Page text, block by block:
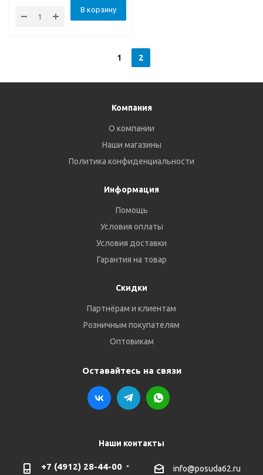
В корзину
1 2
Компания
О компании
Наши магазины
Политика конфиденциальности
Информация
Помощь
Условия оплаты
Условия доставки
Гарантия на товар
Скидки
Партнёрам и клиентам
Розничным покупателям
Оптовикам
Оставайтесь на связи
Наши контакты
+7 (4912) 28-44-00 info@posuda62.ru